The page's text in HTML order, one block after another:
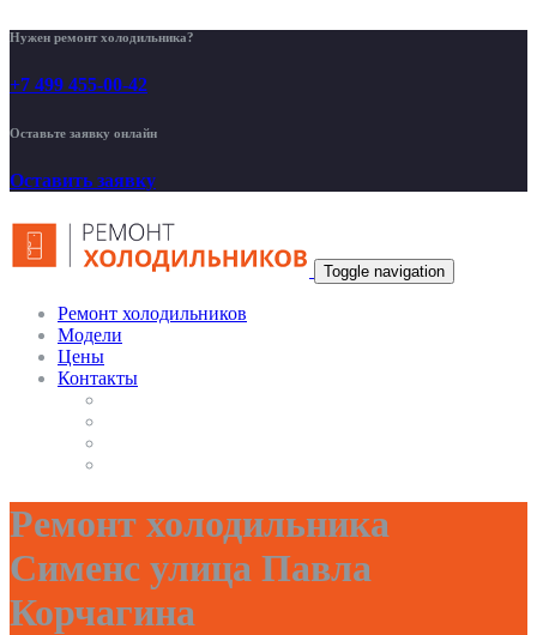
Нужен ремонт холодильника?
+7 499 455-00-42
Оставьте заявку онлайн
Оставить заявку
Toggle navigation
Ремонт холодильников
Модели
Цены
Контакты
Ремонт холодильника
Сименс улица Павла
Корчагина